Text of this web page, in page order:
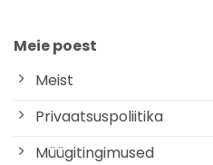
Meie poest
Meist
Privaatsuspoliitika
Müügitingimused